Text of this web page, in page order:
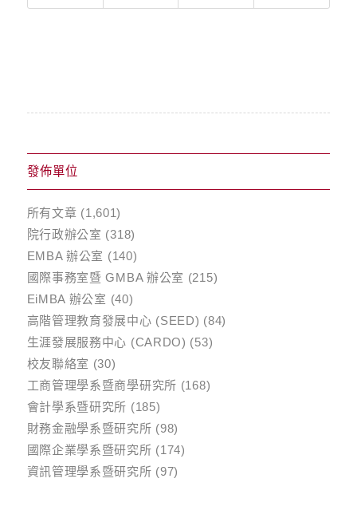
發佈單位
所有文章 (1,601)
院行政辦公室 (318)
EMBA 辦公室 (140)
國際事務室暨 GMBA 辦公室 (215)
EiMBA 辦公室 (40)
高階管理教育發展中心 (SEED) (84)
生涯發展服務中心 (CARDO) (53)
校友聯絡室 (30)
工商管理學系暨商學研究所 (168)
會計學系暨研究所 (185)
財務金融學系暨研究所 (98)
國際企業學系暨研究所 (174)
資訊管理學系暨研究所 (97)